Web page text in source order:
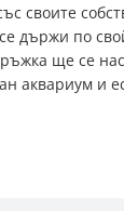
своите
държи по
ще се
аквариум и